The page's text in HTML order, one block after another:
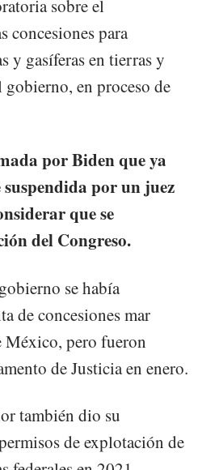
sobre el
concesiones para
y gasíferas en tierras y
gobierno, en proceso de
por Biden que ya
por un juez
que se
del Congreso.
se había
de concesiones mar
México, pero fueron
de Justicia en enero.
también dio su
de explotación de